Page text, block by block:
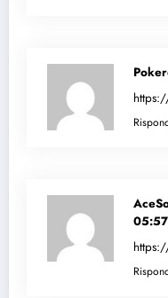
05:57